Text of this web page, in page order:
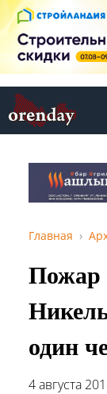
Главная
Пожар
один
4 августа